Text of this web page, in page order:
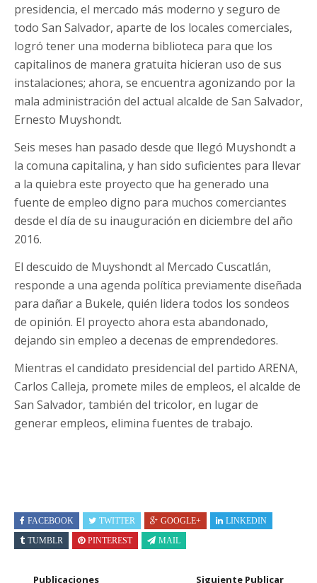
presidencia, el mercado más moderno y seguro de
todo San Salvador, aparte de los locales comerciales,
logró tener una moderna biblioteca para que los
capitalinos de manera gratuita hicieran uso de sus
instalaciones; ahora, se encuentra agonizando por la
mala administración del actual alcalde de San Salvador,
Ernesto Muyshondt.
Seis meses han pasado desde que llegó Muyshondt a
la comuna capitalina, y han sido suficientes para llevar
a la quiebra este proyecto que ha generado una
fuente de empleo digno para muchos comerciantes
desde el día de su inauguración en diciembre del año
2016.
El descuido de Muyshondt al Mercado Cuscatlán,
responde a una agenda política previamente diseñada
para dañar a Bukele, quién lidera todos los sondeos
de opinión. El proyecto ahora esta abandonado,
dejando sin empleo a decenas de emprendedores.
Mientras el candidato presidencial del partido ARENA,
Carlos Calleja, promete miles de empleos, el alcalde de
San Salvador, también del tricolor, en lugar de
generar empleos, elimina fuentes de trabajo.
FACEBOOK TWITTER GOOGLE+
LINKEDIN
TUMBLR
PINTEREST MAIL
Publicaciones Siguiente Publicar